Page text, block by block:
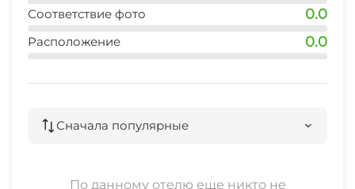
Соответствие фото 0.0
Расположение 0.0
Сначала популярные
По данному отелю еще никто не